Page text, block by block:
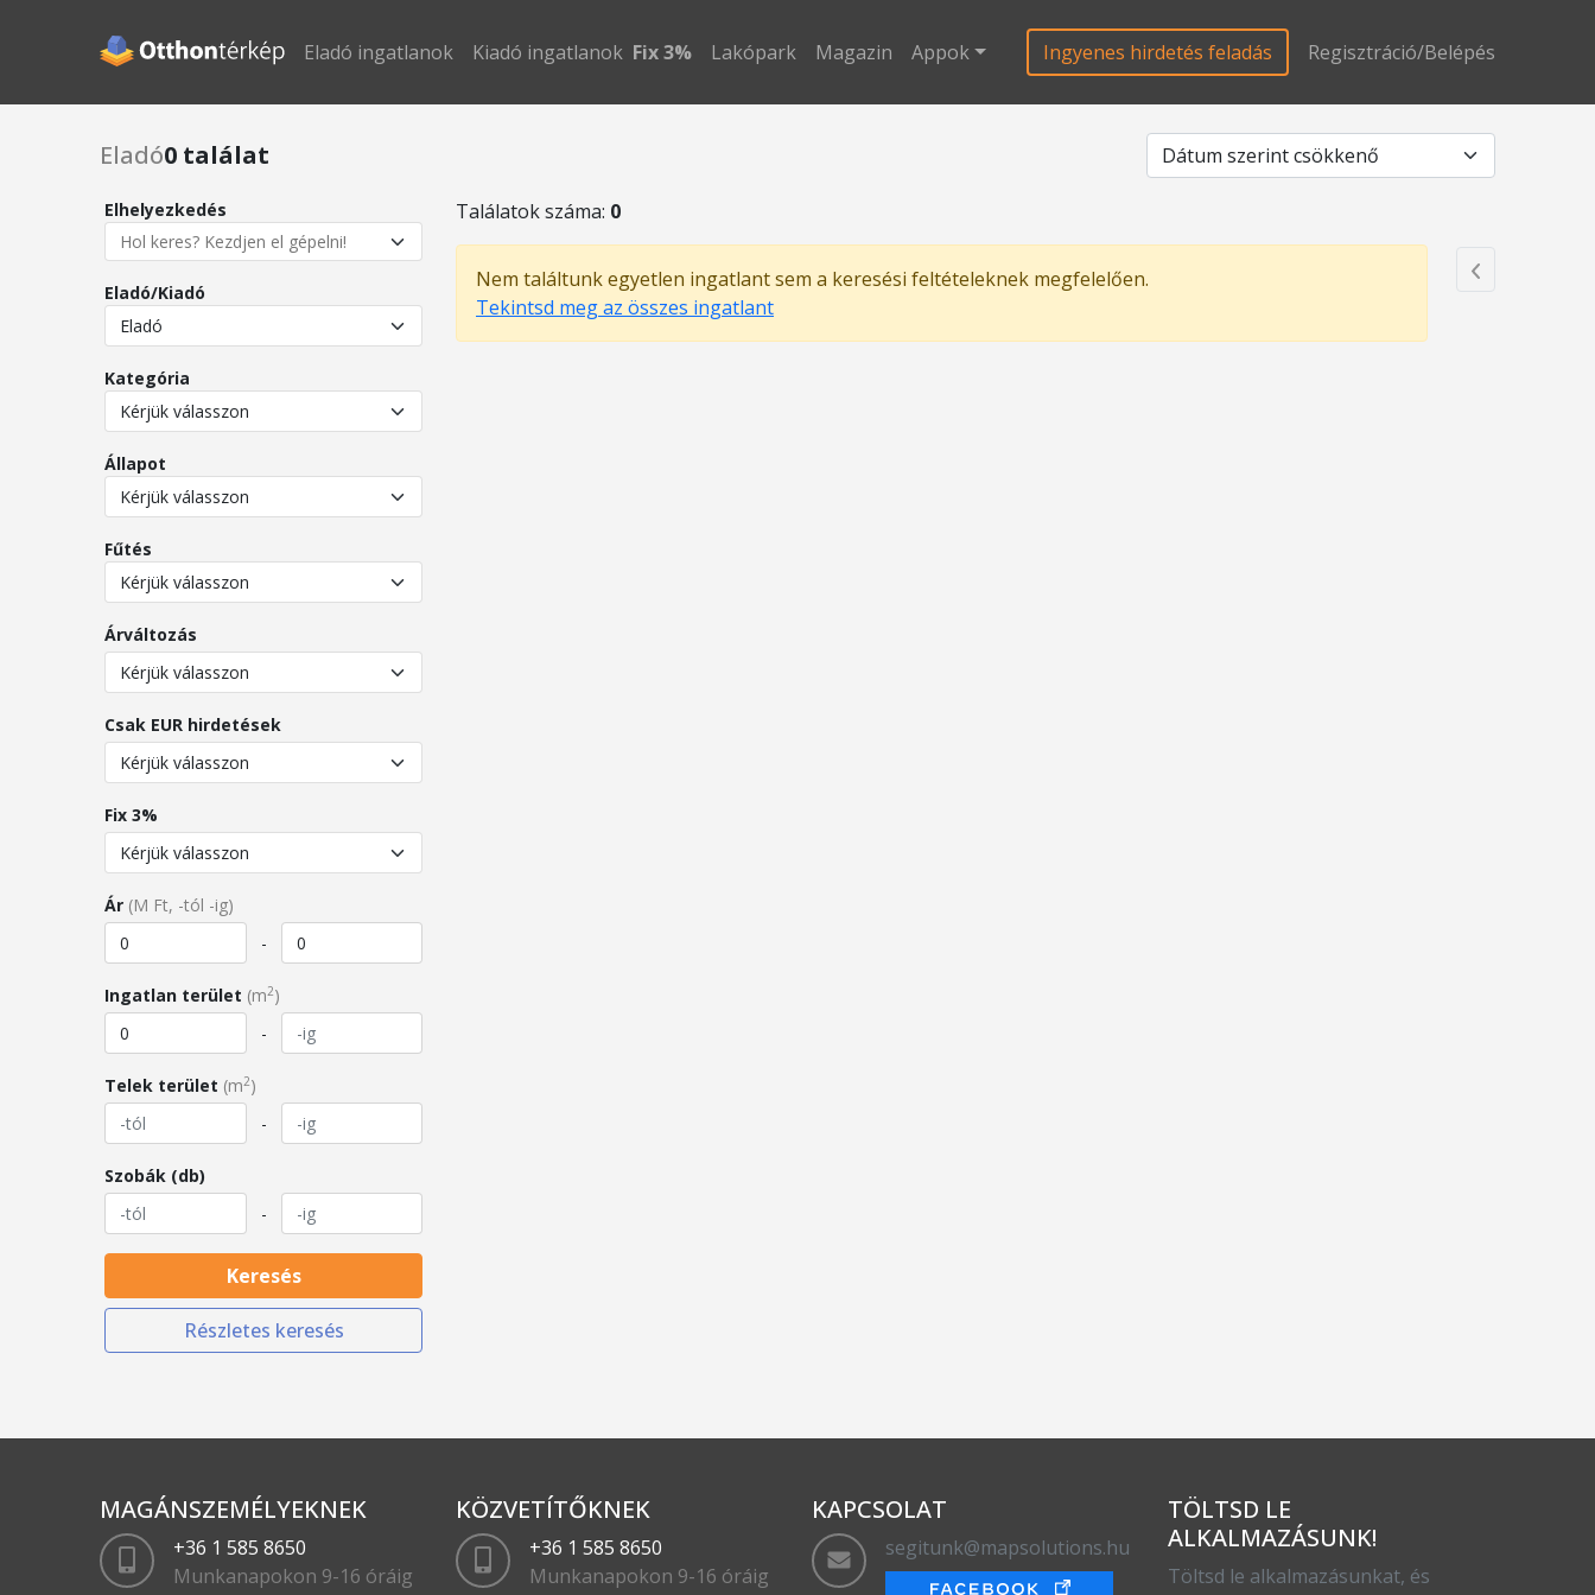
Eladó ingatlanok Kiadó ingatlanok Fix 3% Lakópark Magazin Appok Ingyenes hirdetés feladás Regisztráció/Belépés
Eladó0 találat
Elhelyezkedés
Eladó/Kiadó
Kategória
Állapot
Fűtés
Árváltozás
Csak EUR hirdetések
Fix 3%
Ár (M Ft, -tól -ig)
-
Ingatlan terület (m2)
-
Telek terület (m2)
-
Szobák (db)
-
Keresés
Részletes keresés
Találatok száma: 0
Nem találtunk egyetlen ingatlant sem a keresési feltételeknek megfelelően.
Tekintsd meg az összes ingatlant
MAGÁNSZEMÉLYEKNEK
+36 1 585 8650
Munkanapokon 9-16 óráig
KÖZVETÍTŐKNEK
+36 1 585 8650
Munkanapokon 9-16 óráig
KAPCSOLAT
segitunk@mapsolutions.hu
TÖLTSD LE
ALKALMAZÁSUNK!
Töltsd le alkalmazásunkat, és